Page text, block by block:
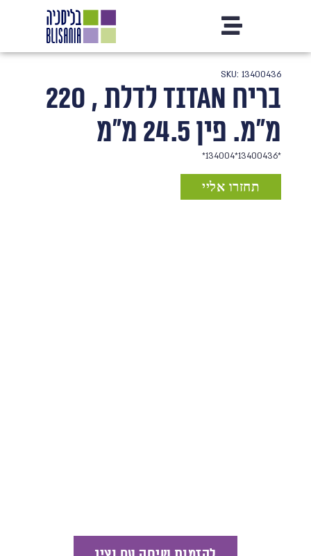
SKU: 13400436
בריח TITAN לדלת , 220
מ"מ. פין 24.5 מ"מ
*13400436*134004*
תחזרו אליי